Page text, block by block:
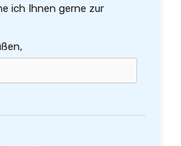
ich Ihnen gerne zur